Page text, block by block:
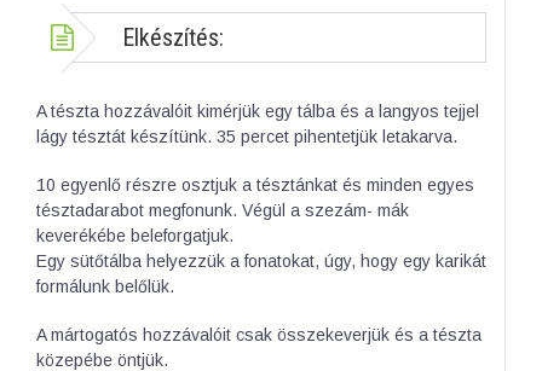
Elkészítés:
A tészta hozzávalóit kimérjük egy tálba és a langyos tejjel
lágy tésztát készítünk. 35 percet pihentetjük letakarva.
10 egyenlő részre osztjuk a tésztánkat és minden egyes
tésztadarabot megfonunk. Végül a szezám- mák
keverékébe beleforgatjuk.
Egy sütőtálba helyezzük a fonatokat, úgy, hogy egy karikát
formálunk belőlük.
A mártogatós hozzávalóit csak összekeverjük és a tészta
közepébe öntjük.